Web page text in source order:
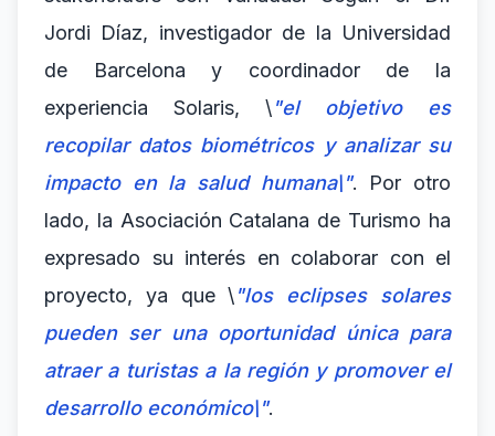
Jordi Díaz, investigador de la Universidad
de Barcelona y coordinador de la
experiencia Solaris, \"el objetivo es
recopilar datos biométricos y analizar su
impacto en la salud humana\". Por otro
lado, la Asociación Catalana de Turismo ha
expresado su interés en colaborar con el
proyecto, ya que \"los eclipses solares
pueden ser una oportunidad única para
atraer a turistas a la región y promover el
desarrollo económico\".